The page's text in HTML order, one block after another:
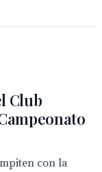
Club
con la